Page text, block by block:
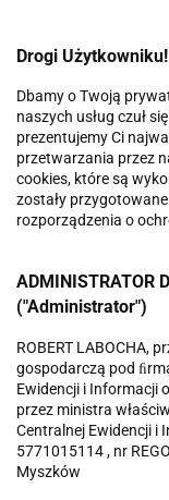
Drogi Użytkowniku!
Dbamy o Twoją
naszych usług czuł
prezentujemy Ci
przetwarzania przez
cookies, które są
zostały
rozporządzenia o
ADMINISTRATOR
("Administrator")
ROBERT LABOCHA,
gospodarczą pod
Ewidencji i Informacji
przez ministra
Centralnej Ewidencji i
5771015114 , nr
Myszków